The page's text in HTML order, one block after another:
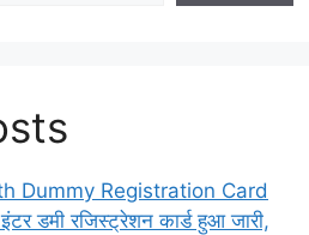
Dummy Registration Card
डमी रजिस्ट्रेशन कार्ड हुआ जारी,